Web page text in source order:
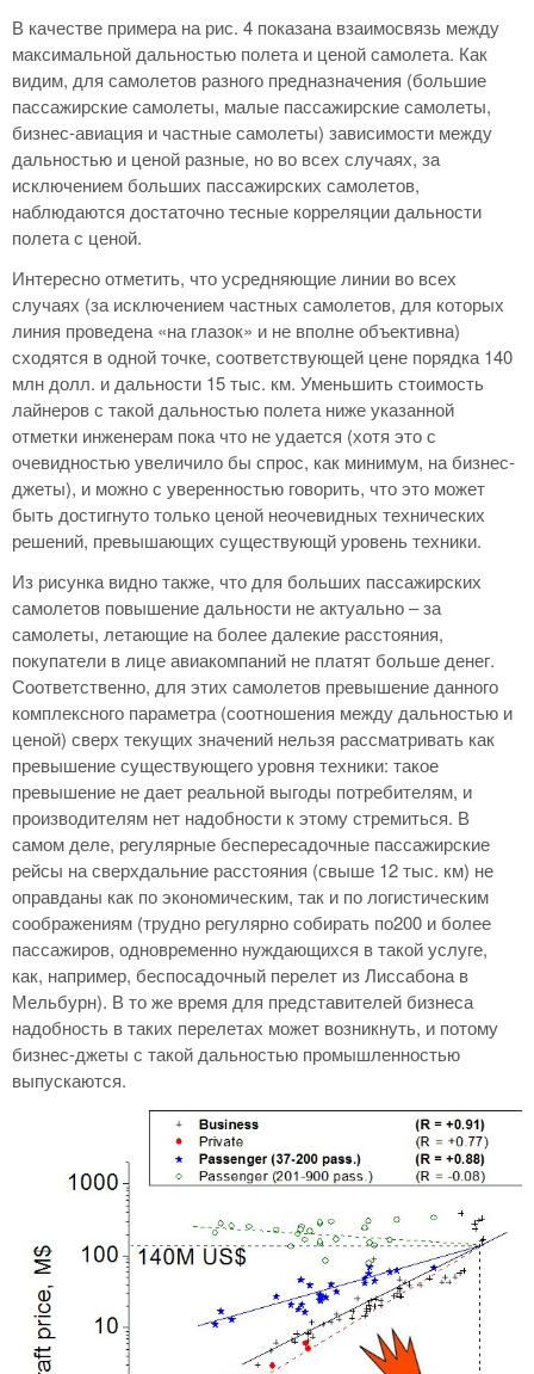
В качестве примера на рис. 4 показана взаимосвязь между
максимальной дальностью полета и ценой самолета. Как
видим, для самолетов разного предназначения (большие
пассажирские самолеты, малые пассажирские самолеты,
бизнес-авиация и частные самолеты) зависимости между
дальностью и ценой разные, но во всех случаях, за
исключением больших пассажирских самолетов,
наблюдаются достаточно тесные корреляции дальности
полета с ценой.
Интересно отметить, что усредняющие линии во всех
случаях (за исключением частных самолетов, для которых
линия проведена «на глазок» и не вполне объективна)
сходятся в одной точке, соответствующей цене порядка 140
млн долл. и дальности 15 тыс. км. Уменьшить стоимость
лайнеров с такой дальностью полета ниже указанной
отметки инженерам пока что не удается (хотя это с
очевидностью увеличило бы спрос, как минимум, на бизнес-
джеты), и можно с уверенностью говорить, что это может
быть достигнуто только ценой неочевидных технических
решений, превышающих существующй уровень техники.
Из рисунка видно также, что для больших пассажирских
самолетов повышение дальности не актуально – за
самолеты, летающие на более далекие расстояния,
покупатели в лице авиакомпаний не платят больше денег.
Соответственно, для этих самолетов превышение данного
комплексного параметра (соотношения между дальностью и
ценой) сверх текущих значений нельзя рассматривать как
превышение существующего уровня техники: такое
превышение не дает реальной выгоды потребителям, и
производителям нет надобности к этому стремиться. В
самом деле, регулярные беспересадочные пассажирские
рейсы на сверхдальние расстояния (свыше 12 тыс. км) не
оправданы как по экономическим, так и по логистическим
соображениям (трудно регулярно собирать по200 и более
пассажиров, одновременно нуждающихся в такой услуге,
как, например, беспосадочный перелет из Лиссабона в
Мельбурн). В то же время для представителей бизнеса
надобность в таких перелетах может возникнуть, и потому
бизнес-джеты с такой дальностью промышленностью
выпускаются.